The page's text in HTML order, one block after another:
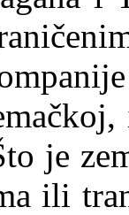
je
ili